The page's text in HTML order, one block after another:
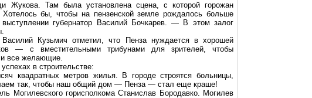
Жукова. Там была установлена сцена, с которой горожан
бы, чтобы на пензенской земле рождалось больше
губернатор Василий Бочкарев. — В этом залог
Кузьмич отметил, что Пенза нуждается в хорошей
— с вместительными трибунами для зрителей, чтобы
все желающие.
в строительстве:
квадратных метров жилья. В городе строятся больницы,
так, чтобы наш общий дом — Пенза — стал еще краше!
Могилевского горисполкома Станислав Бородавко. Могилев